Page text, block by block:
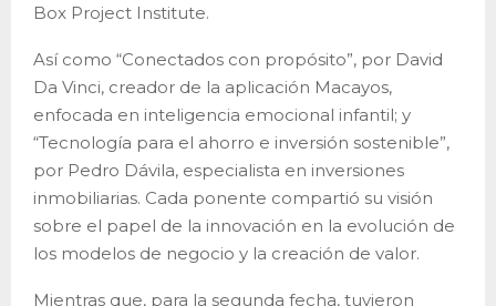
Box Project Institute.
Así como “Conectados con propósito”, por David
Da Vinci, creador de la aplicación Macayos,
enfocada en inteligencia emocional infantil; y
“Tecnología para el ahorro e inversión sostenible”,
por Pedro Dávila, especialista en inversiones
inmobiliarias. Cada ponente compartió su visión
sobre el papel de la innovación en la evolución de
los modelos de negocio y la creación de valor.
Mientras que, para la segunda fecha, tuvieron